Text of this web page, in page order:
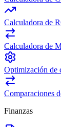
Calculadora de
Calculadora de
Optimización de
Comparaciones
Finanzas